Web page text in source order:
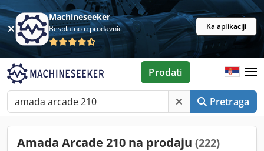
Machineseeker
Besplatno u prodavnici Ka aplikaciji
Pretraga
Prodati
Amada Arcade 210 na prodaju (222)